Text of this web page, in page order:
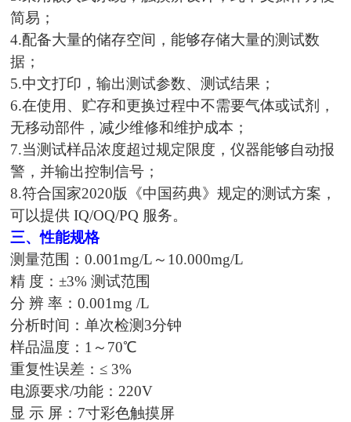
简易；
4.配备大量的储存空间，能够存储大量的测试数
据；
5.中文打印，输出测试参数、测试结果；
6.在使用、贮存和更换过程中不需要气体或试剂，
无移动部件，减少维修和维护成本；
7.当测试样品浓度超过规定限度，仪器能够自动报
警，并输出控制信号；
8.符合国家2020版《中国药典》规定的测试方案，
可以提供 IQ/OQ/PQ 服务。
三、性能规格
测量范围：0.001mg/L～10.000mg/L
精 度：±3% 测试范围
分 辨 率：0.001mg /L
分析时间：单次检测 3分钟
样品温度： 1～70℃
重复性误差：≤ 3%
电源要求/功能：220V
显 示 屏： 7寸彩色触摸屏